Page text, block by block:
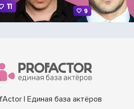
| Единая база актёров